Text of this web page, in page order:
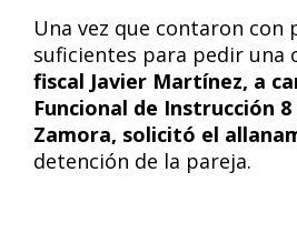
Una vez que contaron con
suficientes para pedir una
fiscal Javier Martínez, a
Funcional de Instrucción
Zamora, solicitó el
detención de la pareja.